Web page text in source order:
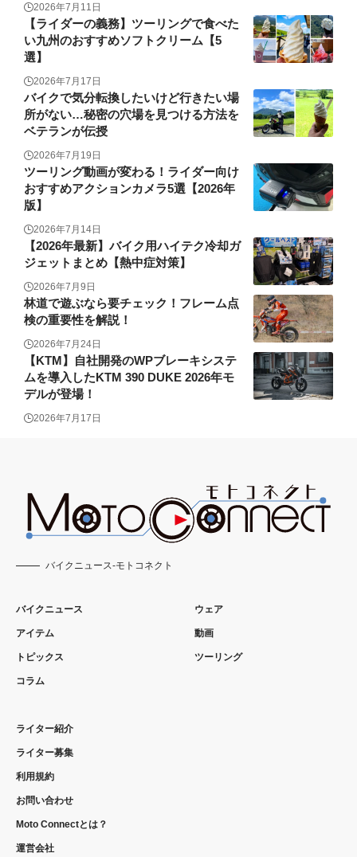
2026年7月11日
【ライダーの義務】ツーリングで食べた
い九州のおすすめソフトクリーム【5
選】
2026年7月17日
バイクで気分転換したいけど行きたい場
所がない…秘密の穴場を見つける方法を
ベテランが伝授
2026年7月19日
ツーリング動画が変わる！ライダー向け
おすすめアクションカメラ5選【2026年
版】
2026年7月14日
【2026年最新】バイク用ハイテク冷却ガ
ジェットまとめ【熱中症対策】
2026年7月9日
林道で遊ぶなら要チェック！フレーム点
検の重要性を解説！
2026年7月24日
【KTM】自社開発のWPブレーキシステ
ムを導入したKTM 390 DUKE 2026年モ
デルが登場！
2026年7月17日
バイクニュース-モトコネクト
バイクニュース
アイテム
トピックス
コラム
ウェア
動画
ツーリング
ライター紹介
ライター募集
利用規約
お問い合わせ
Moto Connectとは？
運営会社